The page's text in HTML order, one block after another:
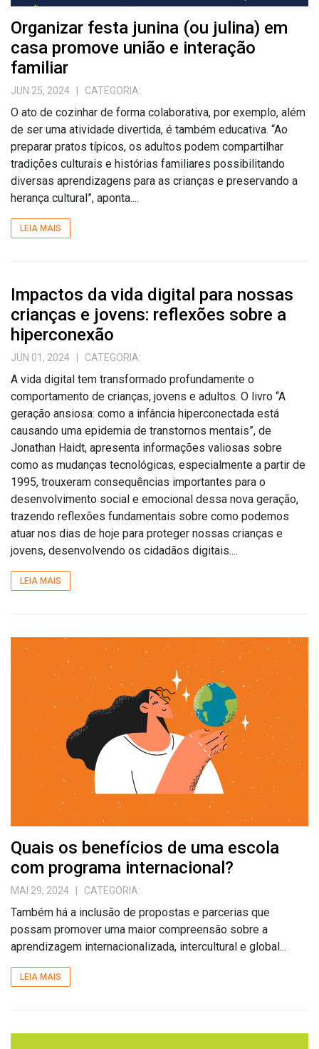
Organizar festa junina (ou julina) em
casa promove união e interação
familiar
JUN 25, 2024 | CATEGORIA:
O ato de cozinhar de forma colaborativa, por exemplo, além
de ser uma atividade divertida, é também educativa. “Ao
preparar pratos típicos, os adultos podem compartilhar
tradições culturais e histórias familiares possibilitando
diversas aprendizagens para as crianças e preservando a
herança cultural”, aponta....
LEIA MAIS
Impactos da vida digital para nossas
crianças e jovens: reflexões sobre a
hiperconexão
JUN 01, 2024 | CATEGORIA:
A vida digital tem transformado profundamente o
comportamento de crianças, jovens e adultos. O livro “A
geração ansiosa: como a infância hiperconectada está
causando uma epidemia de transtornos mentais”, de
Jonathan Haidt, apresenta informações valiosas sobre
como as mudanças tecnológicas, especialmente a partir de
1995, trouxeram consequências importantes para o
desenvolvimento social e emocional dessa nova geração,
trazendo reflexões fundamentais sobre como podemos
atuar nos dias de hoje para proteger nossas crianças e
jovens, desenvolvendo os cidadãos digitais....
LEIA MAIS
Quais os benefícios de uma escola
com programa internacional?
MAI 29, 2024 | CATEGORIA:
Também há a inclusão de propostas e parcerias que
possam promover uma maior compreensão sobre a
aprendizagem internacionalizada, intercultural e global...
LEIA MAIS